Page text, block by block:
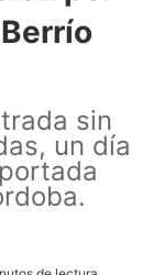
sin
un día